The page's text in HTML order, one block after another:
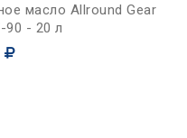
масло Allround Gear
90 - 20 л